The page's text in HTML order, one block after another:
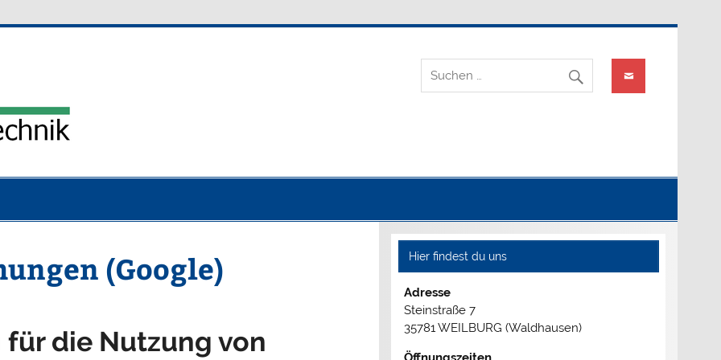
heybach-kunststofftechnik
(Google)
die Nutzung von
Hier findest du uns
Adresse
Steinstraße 7
35781 WEILBURG (Waldhausen)